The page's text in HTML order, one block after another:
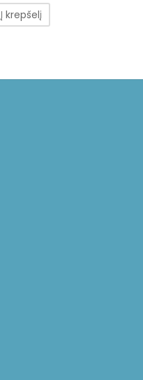
Į krepšelį